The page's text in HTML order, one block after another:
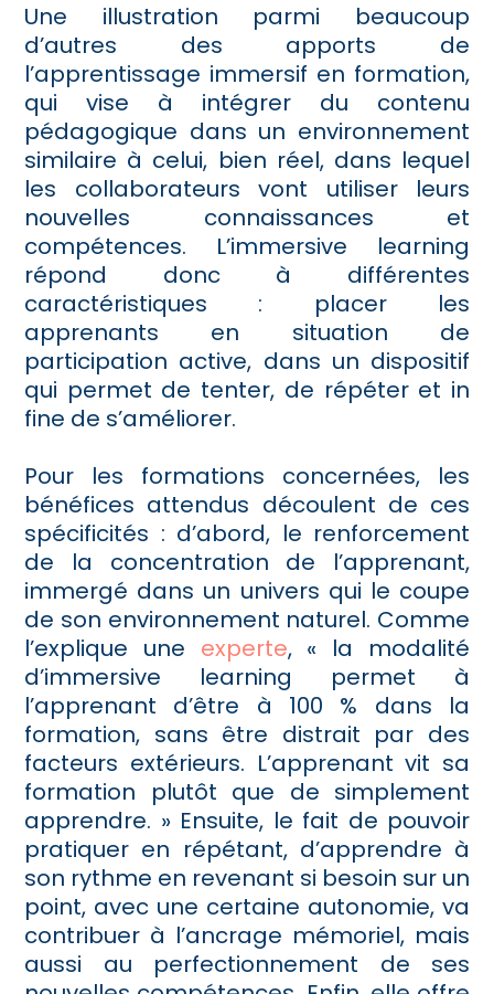
Une illustration parmi beaucoup
d’autres des apports de
l’apprentissage immersif en formation,
qui vise à intégrer du contenu
pédagogique dans un environnement
similaire à celui, bien réel, dans lequel
les collaborateurs vont utiliser leurs
nouvelles connaissances et
compétences. L’immersive learning
répond donc à différentes
caractéristiques : placer les
apprenants en situation de
participation active, dans un dispositif
qui permet de tenter, de répéter et in
fine de s’améliorer.
Pour les formations concernées, les
bénéfices attendus découlent de ces
spécificités : d’abord, le renforcement
de la concentration de l’apprenant,
immergé dans un univers qui le coupe
de son environnement naturel. Comme
l’explique une experte, « la modalité
d’immersive learning permet à
l’apprenant d’être à 100 % dans la
formation, sans être distrait par des
facteurs extérieurs. L’apprenant vit sa
formation plutôt que de simplement
apprendre. » Ensuite, le fait de pouvoir
pratiquer en répétant, d’apprendre à
son rythme en revenant si besoin sur un
point, avec une certaine autonomie, va
contribuer à l’ancrage mémoriel, mais
aussi au perfectionnement de ses